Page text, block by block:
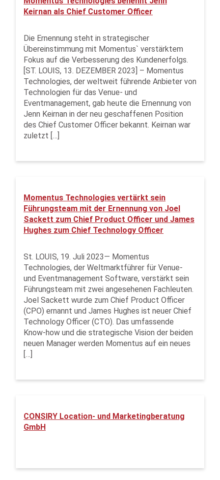
Keirnan als Chief Customer Officer
Die Ernennung steht in strategischer
Übereinstimmung mit Momentus` verstärktem
Fokus auf die Verbesserung des Kundenerfolgs.
[ST. LOUIS, 13. DEZEMBER 2023] – Momentus
Technologies, der weltweit führende Anbieter von
Technologien für das Venue- und
Eventmanagement, gab heute die Ernennung von
Jenn Keirnan in der neu geschaffenen Position
des Chief Customer Officer bekannt. Keirnan war
zuletzt […]
Momentus Technologies vertärkt sein
Führungsteam mit der Ernennung von Joel
Sackett zum Chief Product Officer und James
Hughes zum Chief Technology Officer
St. LOUIS, 19. Juli 2023— Momentus
Technologies, der Weltmarktführer für Venue-
und Eventmanagement Software, verstärkt sein
Führungsteam mit zwei angesehenen Fachleuten.
Joel Sackett wurde zum Chief Product Officer
(CPO) ernannt und James Hughes ist neuer Chief
Technology Officer (CTO). Das umfassende
Know-how und die strategische Vision der beiden
neuen Manager werden Momentus auf ein neues
[…]
CONSIRY Location- und Marketingberatung
GmbH